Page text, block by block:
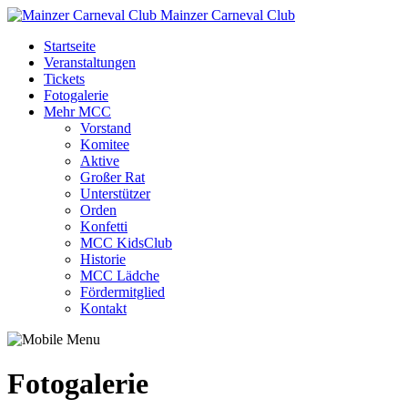
Mainzer Carneval Club
Startseite
Veranstaltungen
Tickets
Fotogalerie
Mehr MCC
Vorstand
Komitee
Aktive
Großer Rat
Unterstützer
Orden
Konfetti
MCC KidsClub
Historie
MCC Lädche
Fördermitglied
Kontakt
Fotogalerie